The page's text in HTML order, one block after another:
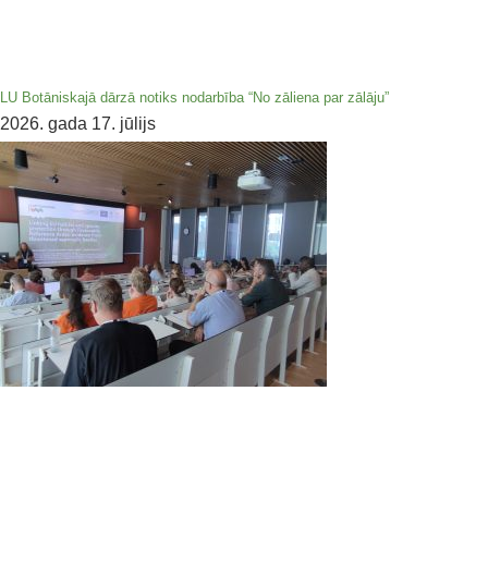
LU Botāniskajā dārzā notiks nodarbība “No zāliena par zālāju”
2026. gada 17. jūlijs